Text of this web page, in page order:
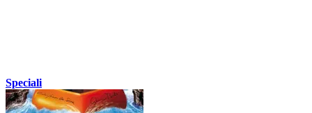
Speciali